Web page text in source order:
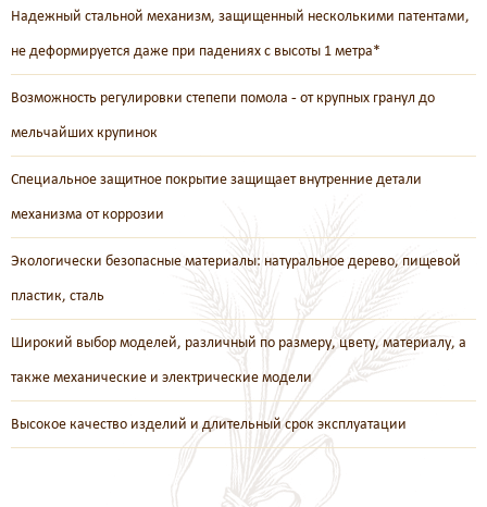
Надежный стальной механизм, защищенный несколькими патентами,
не деформируется даже при падениях с высоты 1 метра*
Возможность регулировки степепи помола - от крупных гранул до
мельчайших крупинок
Специальное защитное покрытие защищает внутренние детали
механизма от коррозии
Экологически безопасные материалы: натуральное дерево, пищевой
пластик, сталь
Широкий выбор моделей, различный по размеру, цвету, материалу, а
также механические и электрические модели
Высокое качество изделий и длительный срок эксплуатации